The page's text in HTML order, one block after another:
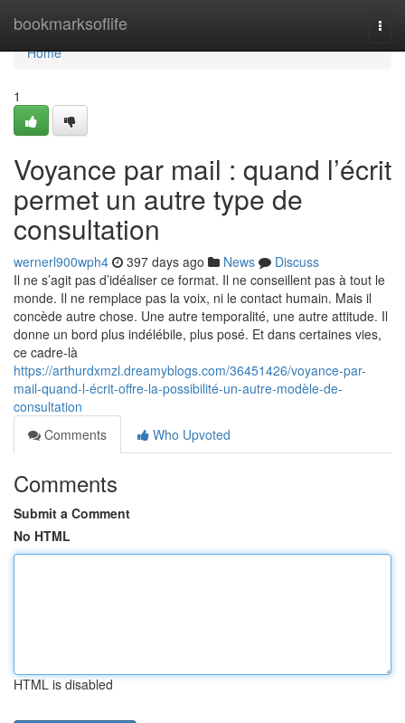
bookmarksoflife
Home
Home
1
Voyance par mail : quand l’écrit
permet un autre type de
consultation
wernerl900wph4 397 days ago News
Discuss
Il ne s’agit pas d’idéaliser ce format. Il ne conseillent pas à tout le
monde. Il ne remplace pas la voix, ni le contact humain. Mais il
concède autre chose. Une autre temporalité, une autre attitude. Il
donne un bord plus indélébile, plus posé. Et dans certaines vies,
ce cadre-là
https://arthurdxmzl.dreamyblogs.com/36451426/voyance-par-
mail-quand-l-écrit-offre-la-possibilité-un-autre-modèle-de-
consultation
Comments
Who Upvoted
Comments
Submit a Comment
No HTML
HTML is disabled